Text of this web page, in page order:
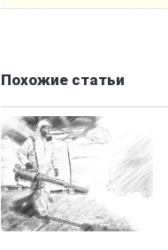
Похожие статьи